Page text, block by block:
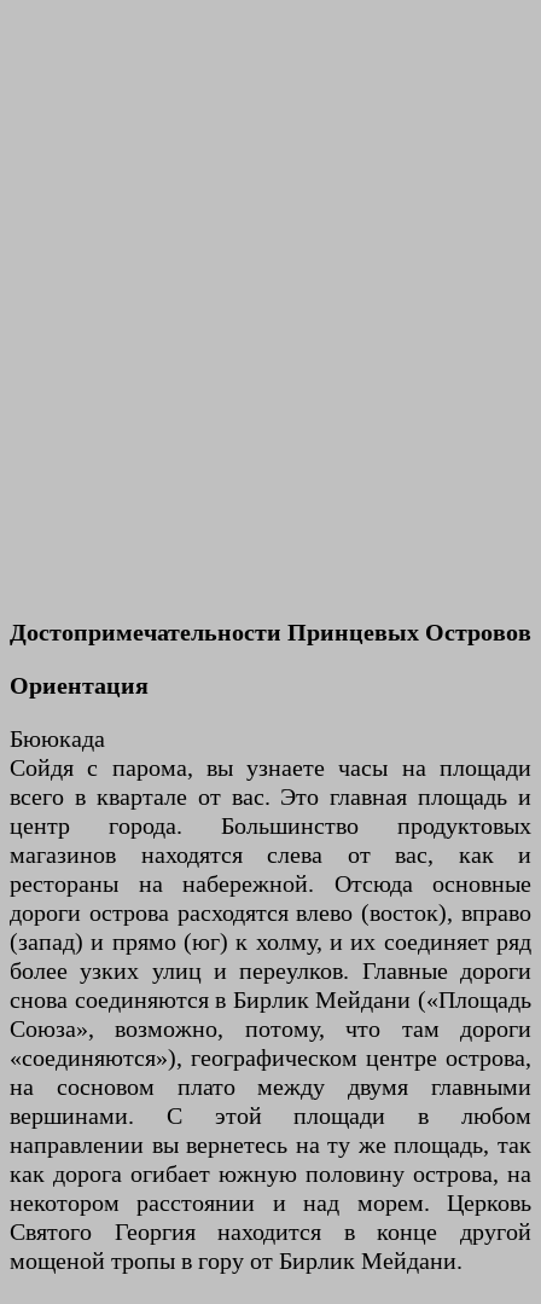
Достопримечательности Принцевых Островов
Ориентация
Бююкада
Сойдя с парома, вы узнаете часы на площади
всего в квартале от вас. Это главная площадь и
центр города. Большинство продуктовых
магазинов находятся слева от вас, как и
рестораны на набережной. Отсюда основные
дороги острова расходятся влево (восток), вправо
(запад) и прямо (юг) к холму, и их соединяет ряд
более узких улиц и переулков. Главные дороги
снова соединяются в Бирлик Мейдани («Площадь
Союза», возможно, потому, что там дороги
«соединяются»), географическом центре острова,
на сосновом плато между двумя главными
вершинами. С этой площади в любом
направлении вы вернетесь на ту же площадь, так
как дорога огибает южную половину острова, на
некотором расстоянии и над морем. Церковь
Святого Георгия находится в конце другой
мощеной тропы в гору от Бирлик Мейдани.